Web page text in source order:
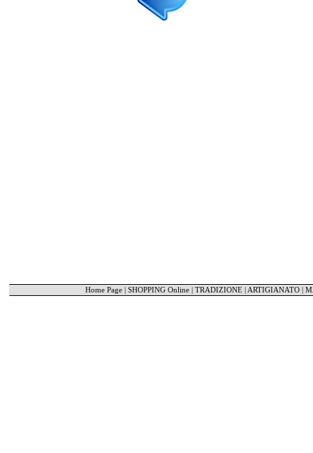
Home Page| SHOPPING Online| TRADIZIONE | ARTIGIANATO|